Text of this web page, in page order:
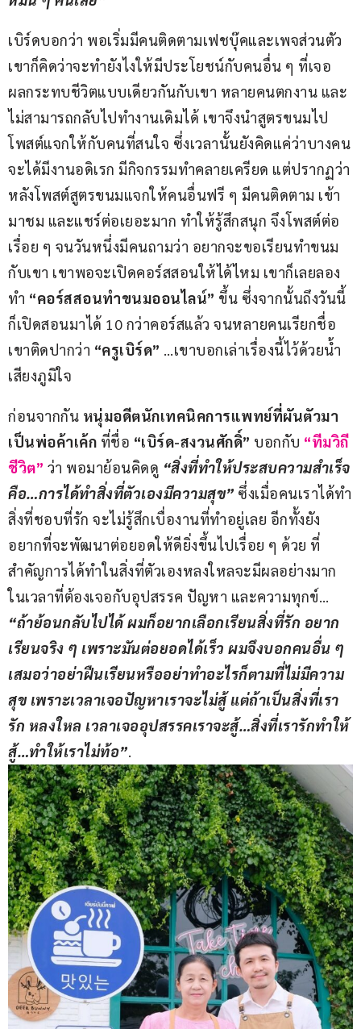
เบิร์ดบอกว่า พอเริ่มมีคนติดตามเฟชบุ๊คและเพจส่วนตัว
เขาก็คิดว่าจะทำยังไงให้มีประโยชน์กับคนอื่น ๆ ที่เจอ
ผลกระทบชีวิตแบบเดียวกันกับเขา หลายคนตกงาน และ
ไม่สามารถกลับไปทำงานเดิมได้ เขาจึงนำสูตรขนมไป
โพสต์แจกให้กับคนที่สนใจ ซึ่งเวลานั้นยังคิดแค่ว่าบางคน
จะได้มีงานอดิเรก มีกิจกรรมทำคลายเครียด แต่ปรากฏว่า
หลังโพสต์สูตรขนมแจกให้คนอื่นฟรี ๆ มีคนติดตาม เข้า
มาชม และแชร์ต่อเยอะมาก ทำให้รู้สึกสนุก จึงโพสต์ต่อ
เรื่อย ๆ จนวันหนึ่งมีคนถามว่า อยากจะขอเรียนทำขนม
กับเขา เขาพอจะเปิดคอร์สสอนให้ได้ไหม เขาก็เลยลอง
ทำ “คอร์สสอนทำขนมออนไลน์” ขึ้น ซึ่งจากนั้นถึงวันนี้
ก็เปิดสอนมาได้ 10 กว่าคอร์สแล้ว จนหลายคนเรียกชื่อ
เขาติดปากว่า “ครูเบิร์ด” …เขาบอกเล่าเรื่องนี้ไว้ด้วยน้ำ
เสียงภูมิใจ
ก่อนจากกัน หนุ่มอดีตนักเทคนิคการแพทย์ที่ผันตัวมา
เป็นพ่อค้าเค้ก ที่ชื่อ “เบิร์ด-สงวนศักดิ์” บอกกับ “ทีมวิถี
ชีวิต” ว่า พอมาย้อนคิดดู “สิ่งที่ทำให้ประสบความสำเร็จ
คือ…การได้ทำสิ่งที่ตัวเองมีความสุข” ซึ่งเมื่อคนเราได้ทำ
สิ่งที่ชอบที่รัก จะไม่รู้สึกเบื่องานที่ทำอยู่เลย อีกทั้งยัง
อยากที่จะพัฒนาต่อยอดให้ดียิ่งขึ้นไปเรื่อย ๆ ด้วย ที่
สำคัญการได้ทำในสิ่งที่ตัวเองหลงใหลจะมีผลอย่างมาก
ในเวลาที่ต้องเจอกับอุปสรรค ปัญหา และความทุกข์…
“ถ้าย้อนกลับไปได้ ผมก็อยากเลือกเรียนสิ่งที่รัก อยาก
เรียนจริง ๆ เพราะมันต่อยอดได้เร็ว ผมจึงบอกคนอื่น ๆ
เสมอว่าอย่าฝืนเรียนหรืออย่าทำอะไรก็ตามที่ไม่มีความ
สุข เพราะเวลาเจอปัญหาเราจะไม่สู้ แต่ถ้าเป็นสิ่งที่เรา
รัก หลงใหล เวลาเจออุปสรรคเราจะสู้…สิ่งที่เรารักทำให้
สู้…ทำให้เราไม่ท้อ”.